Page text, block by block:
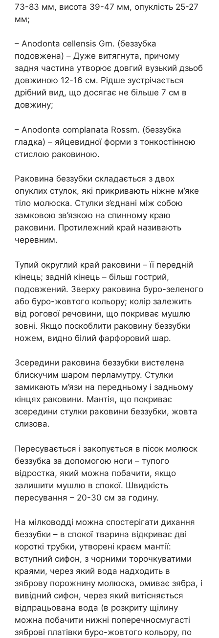
73-83 мм, висота 39-47 мм, опуклість 25-27
мм;
– Anodonta cellensis Gm. (беззубка
подовжена) – Дуже витягнута, причому
задня частина утворює довгий вузький дзьоб
довжиною 12-16 см. Рідше зустрічається
дрібний вид, що досягає не більше 7 см в
довжину;
– Anodonta complanata Rossm. (беззубка
гладка) – яйцевидної форми з тонкостінною
стислою раковиною.
Раковина беззубки складається з двох
опуклих стулок, які прикривають ніжне м’яке
тіло молюска. Стулки з’єднані між собою
замковою зв’язкою на спинному краю
раковини. Протилежний край називають
черевним.
Тупий округлий край раковини – її передній
кінець; задній кінець – більш гострий,
подовжений. Зверху раковина буро-зеленого
або буро-жовтого кольору; колір залежить
від рогової речовини, що покриває мушлю
зовні. Якщо поскоблити раковину беззубки
ножем, видно білий фарфоровий шар.
Зсередини раковина беззубки вистелена
блискучим шаром перламутру. Стулки
замикають м’язи на передньому і задньому
кінцях раковини. Мантія, що покриває
зсередини стулки раковини беззубки, жовта
слизова.
Пересувається і закопується в пісок молюск
беззубка за допомогою ноги – тупого
відростка, який можна побачити, якщо
залишити мушлю в спокої. Швидкість
пересування – 20-30 см за годину.
На мілководді можна спостерігати дихання
беззубки – в спокої тварина відкриває дві
короткі трубки, утворені краєм мантії:
вступний сифон, з чорними торочкуватими
краями, через який вода надходить в
зяброву порожнину молюска, омиває зябра, і
вивідний сифон, через який витісняється
відпрацьована вода (в розкриту щілину
можна побачити нижні поперечносмугасті
зяброві платівки буро-жовтого кольору, по